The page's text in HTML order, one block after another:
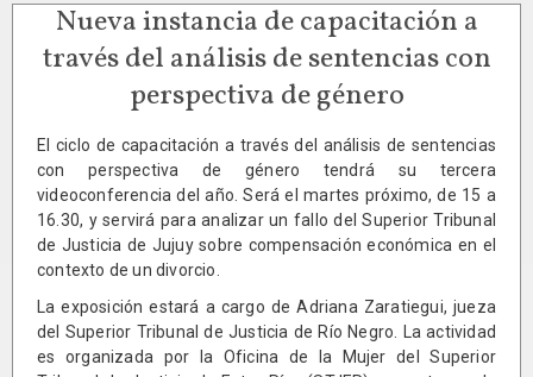
Nueva instancia de capacitación a
través del análisis de sentencias con
perspectiva de género
El ciclo de capacitación a través del análisis de sentencias
con perspectiva de género tendrá su tercera
videoconferencia del año. Será el martes próximo, de 15 a
16.30, y servirá para analizar un fallo del Superior Tribunal
de Justicia de Jujuy sobre compensación económica en el
contexto de un divorcio.
La exposición estará a cargo de Adriana Zaratiegui, jueza
del Superior Tribunal de Justicia de Río Negro. La actividad
es organizada por la Oficina de la Mujer del Superior